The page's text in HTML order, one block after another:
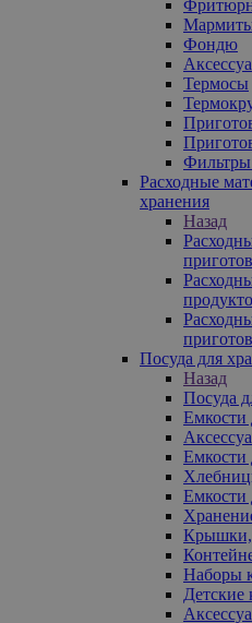
Фондю
Термосы
Расходные
хранения
Назад
Посуда для
Назад
Посуда
Емкости
Емкости
Емкости
Крышки,
Наборы
Детские